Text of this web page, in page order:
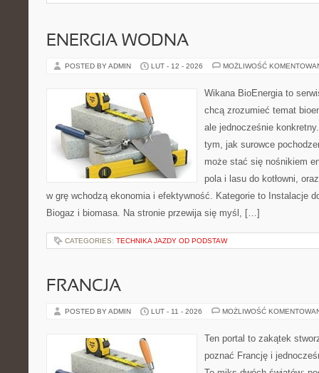
ENERGIA WODNA
POSTED BY ADMIN LUT - 12 - 2026 MOŻLIWOŚĆ
Wikana BioEnergia to
chcą zrozumieć temat
ale jednocześnie
tym, jak surowce
może stać się nośnikiem
pola i lasu do kotłowni,
w grę wchodzą ekonomia i efektywność. Kategorie to Instalacje
Biogaz i biomasa. Na stronie przewija się myśl, […]
CATEGORIES: TECHNIKA JAZDY OD PODSTAW
FRANCJA
POSTED BY ADMIN LUT - 11 - 2026 MOŻLIWOŚĆ
Ten portal to zakątek
poznać Francję i